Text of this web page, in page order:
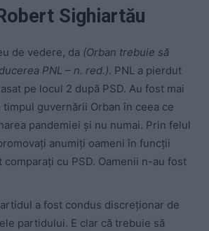
Sighiartău
de vedere, da (Orban trebuie să
PNL – n. red.). PNL a pierdut
pe locul 2 după PSD. Au fost mai
guvernării Orban în ceea ce
pandemiei și nu numai. Prin felul
anumiți oameni în funcții
comparați cu PSD. Oamenii n-au fost
a fost condus discreționar de
partidului. E clar că trebuie să